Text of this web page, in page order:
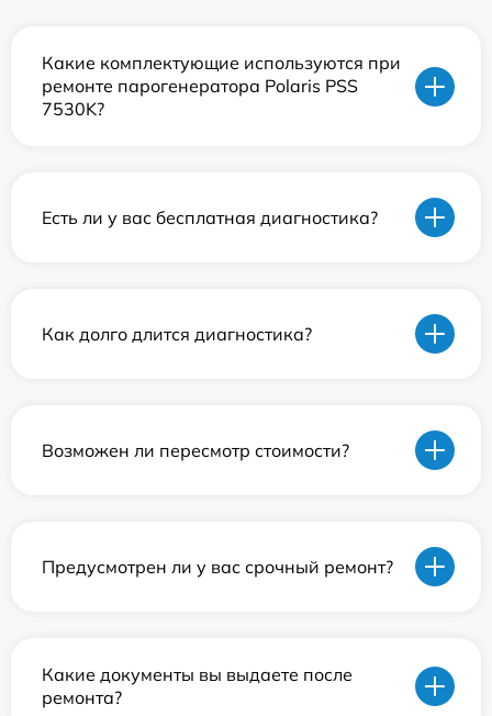
Какие комплектующие используются при
ремонте парогенератора Polaris PSS
7530K?
Есть ли у вас бесплатная диагностика?
Как долго длится диагностика?
Возможен ли пересмотр стоимости?
Предусмотрен ли у вас срочный ремонт?
Какие документы вы выдаете после
ремонта?